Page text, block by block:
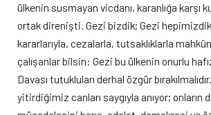
ülkenin susmayan vicdanı, karanlığa karşı
ortak direnişti. Gezi bizdik; Gezi hepimizdik.
kararlarıyla, cezalarla, tutsaklıklarla
çalışanlar bilsin: Gezi bu ülkenin onurlu
Davası tutukluları derhal özgür
yitirdiğimiz canları saygıyla anıyor; onların